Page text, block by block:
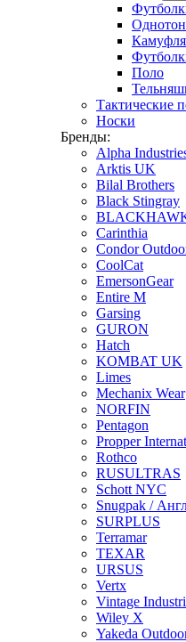
Поло
Тактические
Носки
Бренды:
Alpha
Arktis UK
Bilal Brothers
Black Stingray
Carinthia
Condor
CoolCat
EmersonGear
Entire M
Garsing
GURON
Hatch
KOMBAT UK
Limes
Mechanix Wear
NORFIN
Pentagon
Propper
Rothco
RUSULTRAS
Schott NYC
Snugpak /
SURPLUS
Terramar
TEXAR
URSUS
Vertx
Vintage
Wiley X
Yakeda